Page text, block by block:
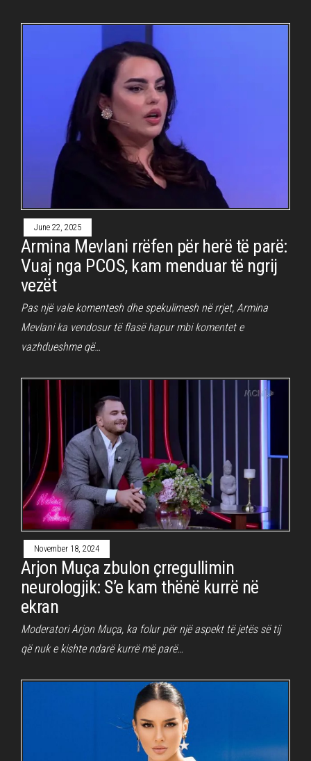
June 22, 2025
Armina Mevlani rrëfen për herë të parë:
Vuaj nga PCOS, kam menduar të ngrij
vezët
Pas një vale komentesh dhe spekulimesh në rrjet, Armina
Mevlani ka vendosur të flasë hapur mbi komentet e
vazhdueshme që…
November 18, 2024
Arjon Muça zbulon çrregullimin
neurologjik: S’e kam thënë kurrë në
ekran
Moderatori Arjon Muça, ka folur për një aspekt të jetës së tij
që nuk e kishte ndarë kurrë më parë…